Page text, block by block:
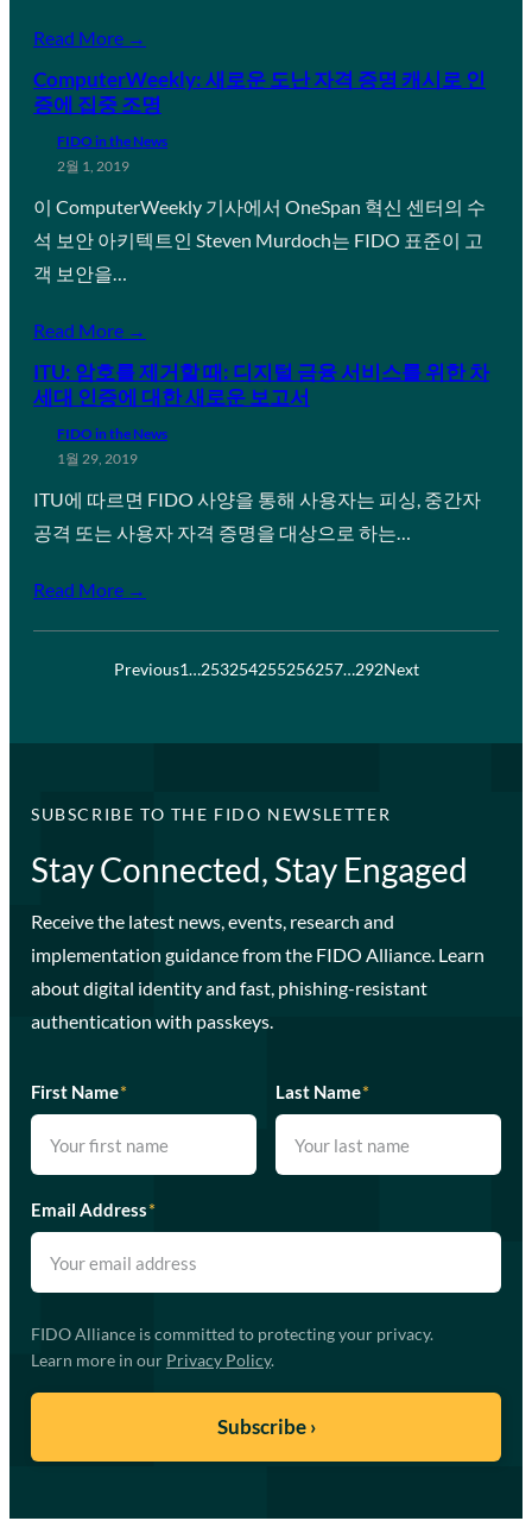
Read More →
ComputerWeekly: 새로운 도난 자격 증명 캐시로 인
증에 집중 조명
FIDO in the News
2월 1, 2019
이 ComputerWeekly 기사에서 OneSpan 혁신 센터의 수
석 보안 아키텍트인 Steven Murdoch는 FIDO 표준이 고
객 보안을…
Read More →
ITU: 암호를 제거할 때: 디지털 금융 서비스를 위한 차
세대 인증에 대한 새로운 보고서
FIDO in the News
1월 29, 2019
ITU에 따르면 FIDO 사양을 통해 사용자는 피싱, 중간자
공격 또는 사용자 자격 증명을 대상으로 하는…
Read More →
Previous1…253254255256257…292Next
SUBSCRIBE TO THE FIDO NEWSLETTER
Stay Connected, Stay Engaged
Receive the latest news, events, research and
implementation guidance from the FIDO Alliance. Learn
about digital identity and fast, phishing-resistant
authentication with passkeys.
First Name* Last Name*
Email Address*
FIDO Alliance is committed to protecting your privacy.
Learn more in our Privacy Policy.